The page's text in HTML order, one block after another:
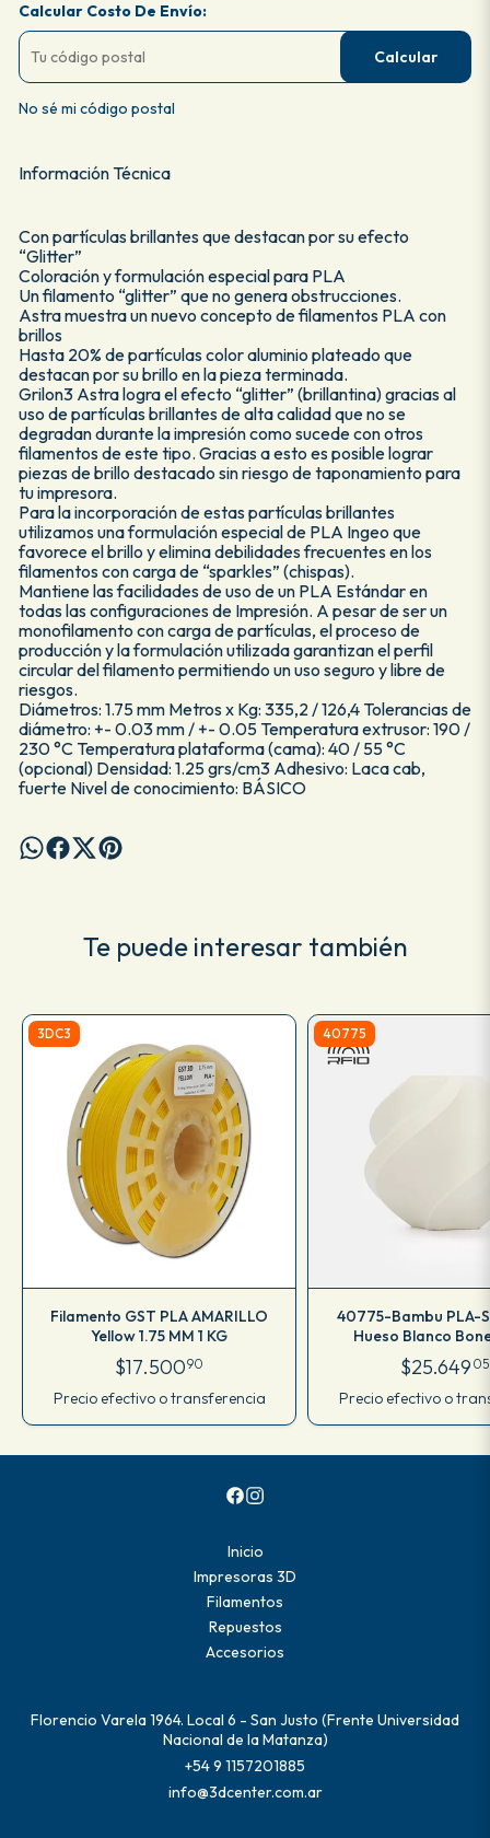
Calcular Costo De Envío:
Calcular
No sé mi código postal
Información Técnica
Con partículas brillantes que destacan por su efecto
“Glitter”
Coloración y formulación especial para PLA
Un filamento “glitter” que no genera obstrucciones.
Astra muestra un nuevo concepto de filamentos PLA con
brillos
Hasta 20% de partículas color aluminio plateado que
destacan por su brillo en la pieza terminada.
Grilon3 Astra logra el efecto “glitter” (brillantina) gracias al
uso de partículas brillantes de alta calidad que no se
degradan durante la impresión como sucede con otros
filamentos de este tipo. Gracias a esto es posible lograr
piezas de brillo destacado sin riesgo de taponamiento para
tu impresora.
Para la incorporación de estas partículas brillantes
utilizamos una formulación especial de PLA Ingeo que
favorece el brillo y elimina debilidades frecuentes en los
filamentos con carga de “sparkles” (chispas).
Mantiene las facilidades de uso de un PLA Estándar en
todas las configuraciones de Impresión. A pesar de ser un
monofilamento con carga de partículas, el proceso de
producción y la formulación utilizada garantizan el perfil
circular del filamento permitiendo un uso seguro y libre de
riesgos.
Diámetros: 1.75 mm Metros x Kg: 335,2 / 126,4 Tolerancias de
diámetro: +- 0.03 mm / +- 0.05 Temperatura extrusor: 190 /
230 °C Temperatura plataforma (cama): 40 / 55 °C
(opcional) Densidad: 1.25 grs/cm3 Adhesivo: Laca cab,
fuerte Nivel de conocimiento: BÁSICO
Te puede interesar también
3DC3
Filamento GST PLA AMARILLO
Yellow 1.75 MM 1 KG
$17.50090
Precio efectivo o transferencia
40775
40775-Bambu PLA-
Hueso Blanco
$25.649 05
Precio efectivo o
Inicio
Impresoras 3D
Filamentos
Repuestos
Accesorios
Florencio Varela 1964. Local 6 - San Justo (Frente Universidad
Nacional de la Matanza)
+54 9 1157201885
info@3dcenter.com.ar